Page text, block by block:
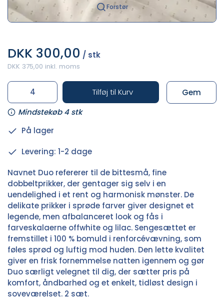
Forstør
DKK 300,00 / stk
DKK 375,00 inkl. moms
Tilføj til Kurv
Mindstekøb 4 stk
Gem
På lager
Levering: 1-2 dage
Navnet Duo refererer til de bittesmå, fine
dobbeltprikker, der gentager sig selv i en
uendelighed i et rent og harmonisk mønster. De
delikate prikker i sprøde farver giver designet et
legende, men afbalanceret look og fås i
farveskalaerne offwhite og lilac. Sengesættet er
fremstillet i 100 % bomuld i renforcévævning, som
føles sprød og luftig mod huden. Den lette kvalitet
giver en frisk fornemmelse natten igennem og gør
Duo særligt velegnet til dig, der sætter pris på
komfort, åndbarhed og et enkelt, tidløst design i
soveværelset. 2 sæt.